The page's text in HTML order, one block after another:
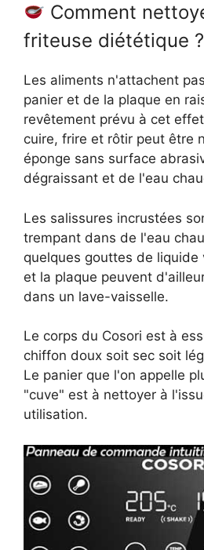
Comment
friteuse diététique ?
Les aliments n'attachent
panier et de la plaque en
revêtement prévu à cet
cuire, frire et rôtir peut être
éponge sans surface
dégraissant et de l'eau
Les salissures incrustées
trempant dans de l'eau
quelques gouttes de liquide
et la plaque peuvent
dans un lave-vaisselle.
Le corps du Cosori est à
chiffon doux soit sec soit
Le panier que l'on appelle
"cuve" est à nettoyer à
utilisation.